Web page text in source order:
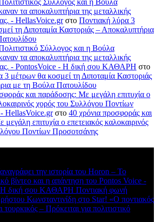
Σύλλογος και η Βούλα
τα αποκαλυπτήρια της μεταλλικής
- HellasVoice.grστο Ποντιακή λύρα 3
τη Διποταμία Καστοριάς – Αποκαλυπτήρια
Σύλλογος και η Βούλα
τα αποκαλυπτήρια της μεταλλικής
- PontosVoice - H δική σου ΚΑΘΑΡΗ στο
3 μέτρων θα κοσμεί τη Διποταμία Καστοριάς
με τη Βούλα Πατουλίδου
και παράδοσης: Με μεγάλη επιτυχία ο
χορός του Συλλόγου Ποντίων
HellasVoice.grστο 40 χρόνια προσφοράς και
επιτυχία ο επετειακός καλοκαιρινός
Ποντίων Προσοτσάνης
την ιστορία του Horon – Το
βίντεο και η απάντηση του Pontos Voice -
H δική σου ΚΑΘΑΡΗ Ποντιακή φωνή
Κωνσταντινίδη στο Star! «Ο ποντιακός
τουρκικός – Πρόκειται για πολιτιστικό